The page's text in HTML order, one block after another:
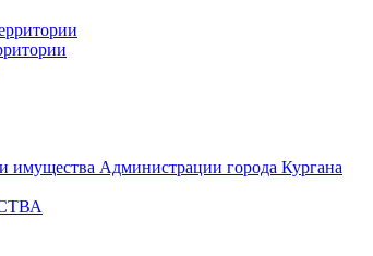
Администрации города Кургана